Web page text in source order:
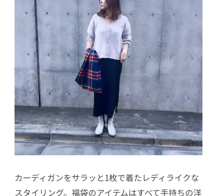
カーディガンをサラッと1枚で着たレディライクな
スタイリング。福袋のアイテムはすべて手持ちの洋